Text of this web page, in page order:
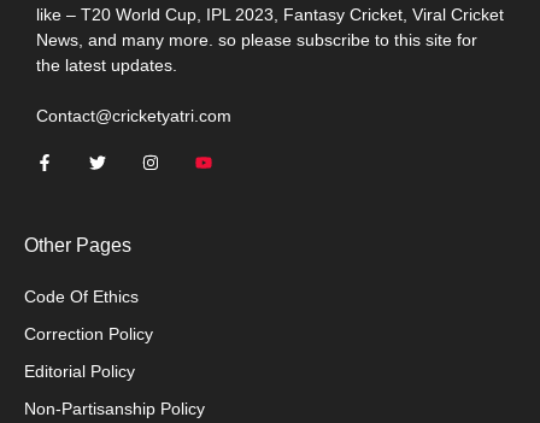
like – T20 World Cup, IPL 2023, Fantasy Cricket, Viral Cricket
News, and many more. so please subscribe to this site for
the latest updates.
Contact@cricketyatri.com
Other Pages
Code Of Ethics
Correction Policy
Editorial Policy
Non-Partisanship Policy